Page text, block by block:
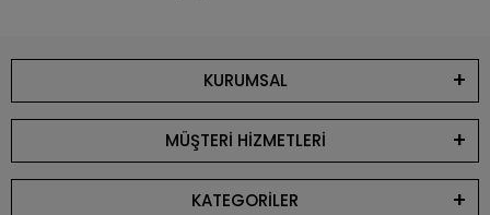
KURUMSAL
MÜŞTERİ HİZMETLERİ
KATEGORİLER